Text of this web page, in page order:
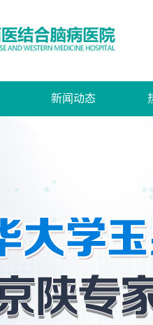
新闻动态